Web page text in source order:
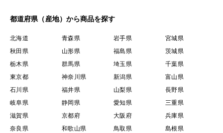
都道府県（産地）から商品を探す
北海道 青森県 岩手県
宮城県
秋田県
山形県 福島県
茨城県
栃木県
群馬県 埼玉県
千葉県
東京都
神奈川県 新潟県
富山県
石川県
福井県 山梨県
長野県
岐阜県
静岡県 愛知県
三重県
滋賀県
京都府 大阪府
兵庫県
奈良県
和歌山県 鳥取県
島根県